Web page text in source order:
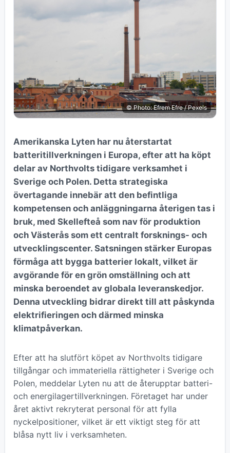
© Photo: Efrem Efre / Pexels
Amerikanska Lyten har nu återstartat
batteritillverkningen i Europa, efter att ha köpt
delar av Northvolts tidigare verksamhet i
Sverige och Polen. Detta strategiska
övertagande innebär att den befintliga
kompetensen och anläggningarna återigen tas i
bruk, med Skellefteå som nav för produktion
och Västerås som ett centralt forsknings- och
utvecklingscenter. Satsningen stärker Europas
förmåga att bygga batterier lokalt, vilket är
avgörande för en grön omställning och att
minska beroendet av globala leveranskedjor.
Denna utveckling bidrar direkt till att påskynda
elektrifieringen och därmed minska
klimatpåverkan.
Efter att ha slutfört köpet av Northvolts tidigare
tillgångar och immateriella rättigheter i Sverige och
Polen, meddelar Lyten nu att de återupptar batteri-
och energilagertillverkningen. Företaget har under
året aktivt rekryterat personal för att fylla
nyckelpositioner, vilket är ett viktigt steg för att
blåsa nytt liv i verksamheten.